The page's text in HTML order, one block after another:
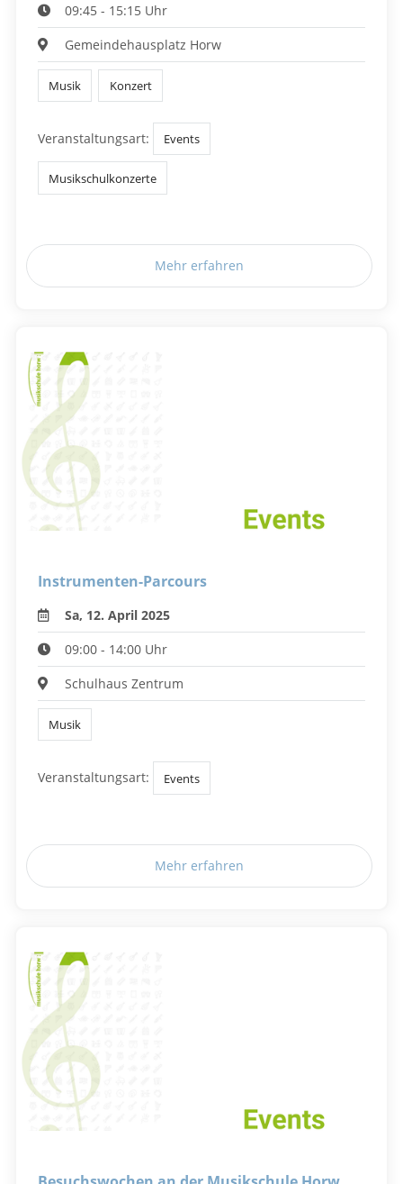
09:45 - 15:15 Uhr
Gemeindehausplatz Horw
Musik Konzert
Veranstaltungsart: Events
Musikschulkonzerte
Mehr erfahren
Instrumenten-Parcours
Sa, 12. April 2025
09:00 - 14:00 Uhr
Schulhaus Zentrum
Musik
Veranstaltungsart: Events
Mehr erfahren